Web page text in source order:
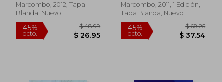
Marcombo, 2012, Tapa
Blanda, Nuevo
Marcombo, 2011, 1 Edición,
Tapa Blanda, Nuevo